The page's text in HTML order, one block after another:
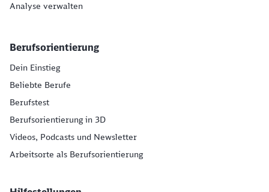
Analyse verwalten
Berufsorientierung
Dein Einstieg
Beliebte Berufe
Berufstest
Berufsorientierung in 3D
Videos, Podcasts und Newsletter
Arbeitsorte als Berufsorientierung